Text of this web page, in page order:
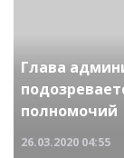
Глава
полномочий
26.03.2020 04:55